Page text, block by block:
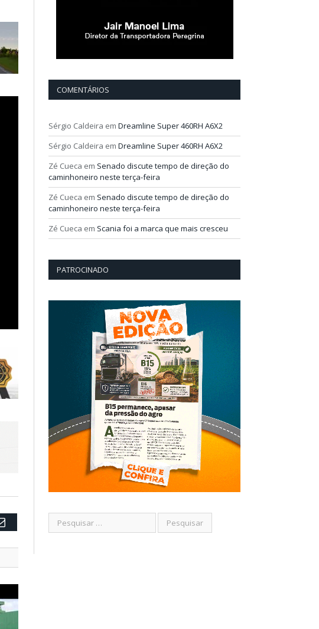
Email
COMENTÁRIOS
Sérgio Caldeira em Dreamline Super 460RH A6X2
Sérgio Caldeira em Dreamline Super 460RH A6X2
Zé Cueca em Senado discute tempo de direção do
caminhoneiro neste terça-feira
Zé Cueca em Senado discute tempo de direção do
caminhoneiro neste terça-feira
Zé Cueca em Scania foi a marca que mais cresceu
PATROCINADO